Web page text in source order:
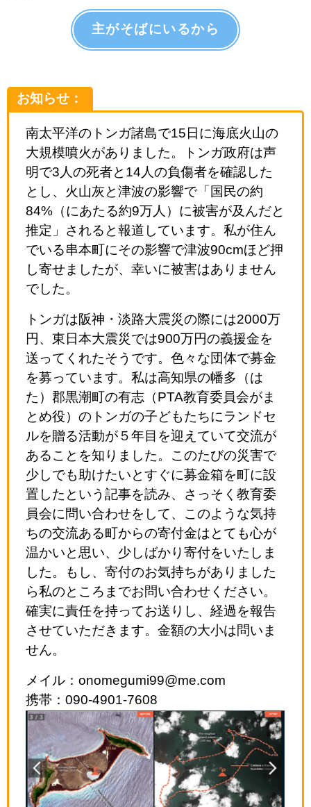
主がそばにいるから
お知らせ：
南太平洋のトンガ諸島で15日に海底火山の
大規模噴火がありました。トンガ政府は声
明で3人の死者と14人の負傷者を確認した
とし、火山灰と津波の影響で「国民の約
84%（にあたる約9万人）に被害が及んだと
推定」されると報道しています。私が住ん
でいる串本町にその影響で津波90cmほど押
し寄せましたが、幸いに被害はありません
でした。
トンガは阪神・淡路大震災の際には2000万
円、東日本大震災では900万円の義援金を
送ってくれたそうです。色々な団体で募金
を募っています。私は高知県の幡多（は
た）郡黒潮町の有志（PTA教育委員会がま
とめ役）のトンガの子どもたちにランドセ
ルを贈る活動が５年目を迎えていて交流が
あることを知りました。このたびの災害で
少しでも助けたいとすぐに募金箱を町に設
置したという記事を読み、さっそく教育委
員会に問い合わせをして、このような気持
ちの交流ある町からの寄付金はとても心が
温かいと思い、少しばかり寄付をいたしま
した。もし、寄付のお気持ちがありました
ら私のところまでお問い合わせください。
確実に責任を持ってお送りし、経過を報告
させていただきます。金額の大小は問いま
せん。
メイル：onomegumi99@me.com
携帯：090-4901-7608